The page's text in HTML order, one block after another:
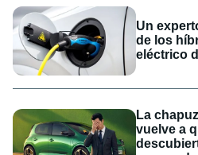
Un
de los
eléctrico
La
vuelve a